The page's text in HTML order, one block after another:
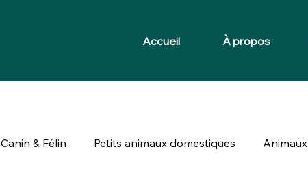
Accueil À propos
Canin & Félin Petits animaux domestiques